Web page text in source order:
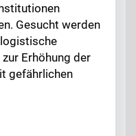
Gesucht werden
Erhöhung der
gefährlichen